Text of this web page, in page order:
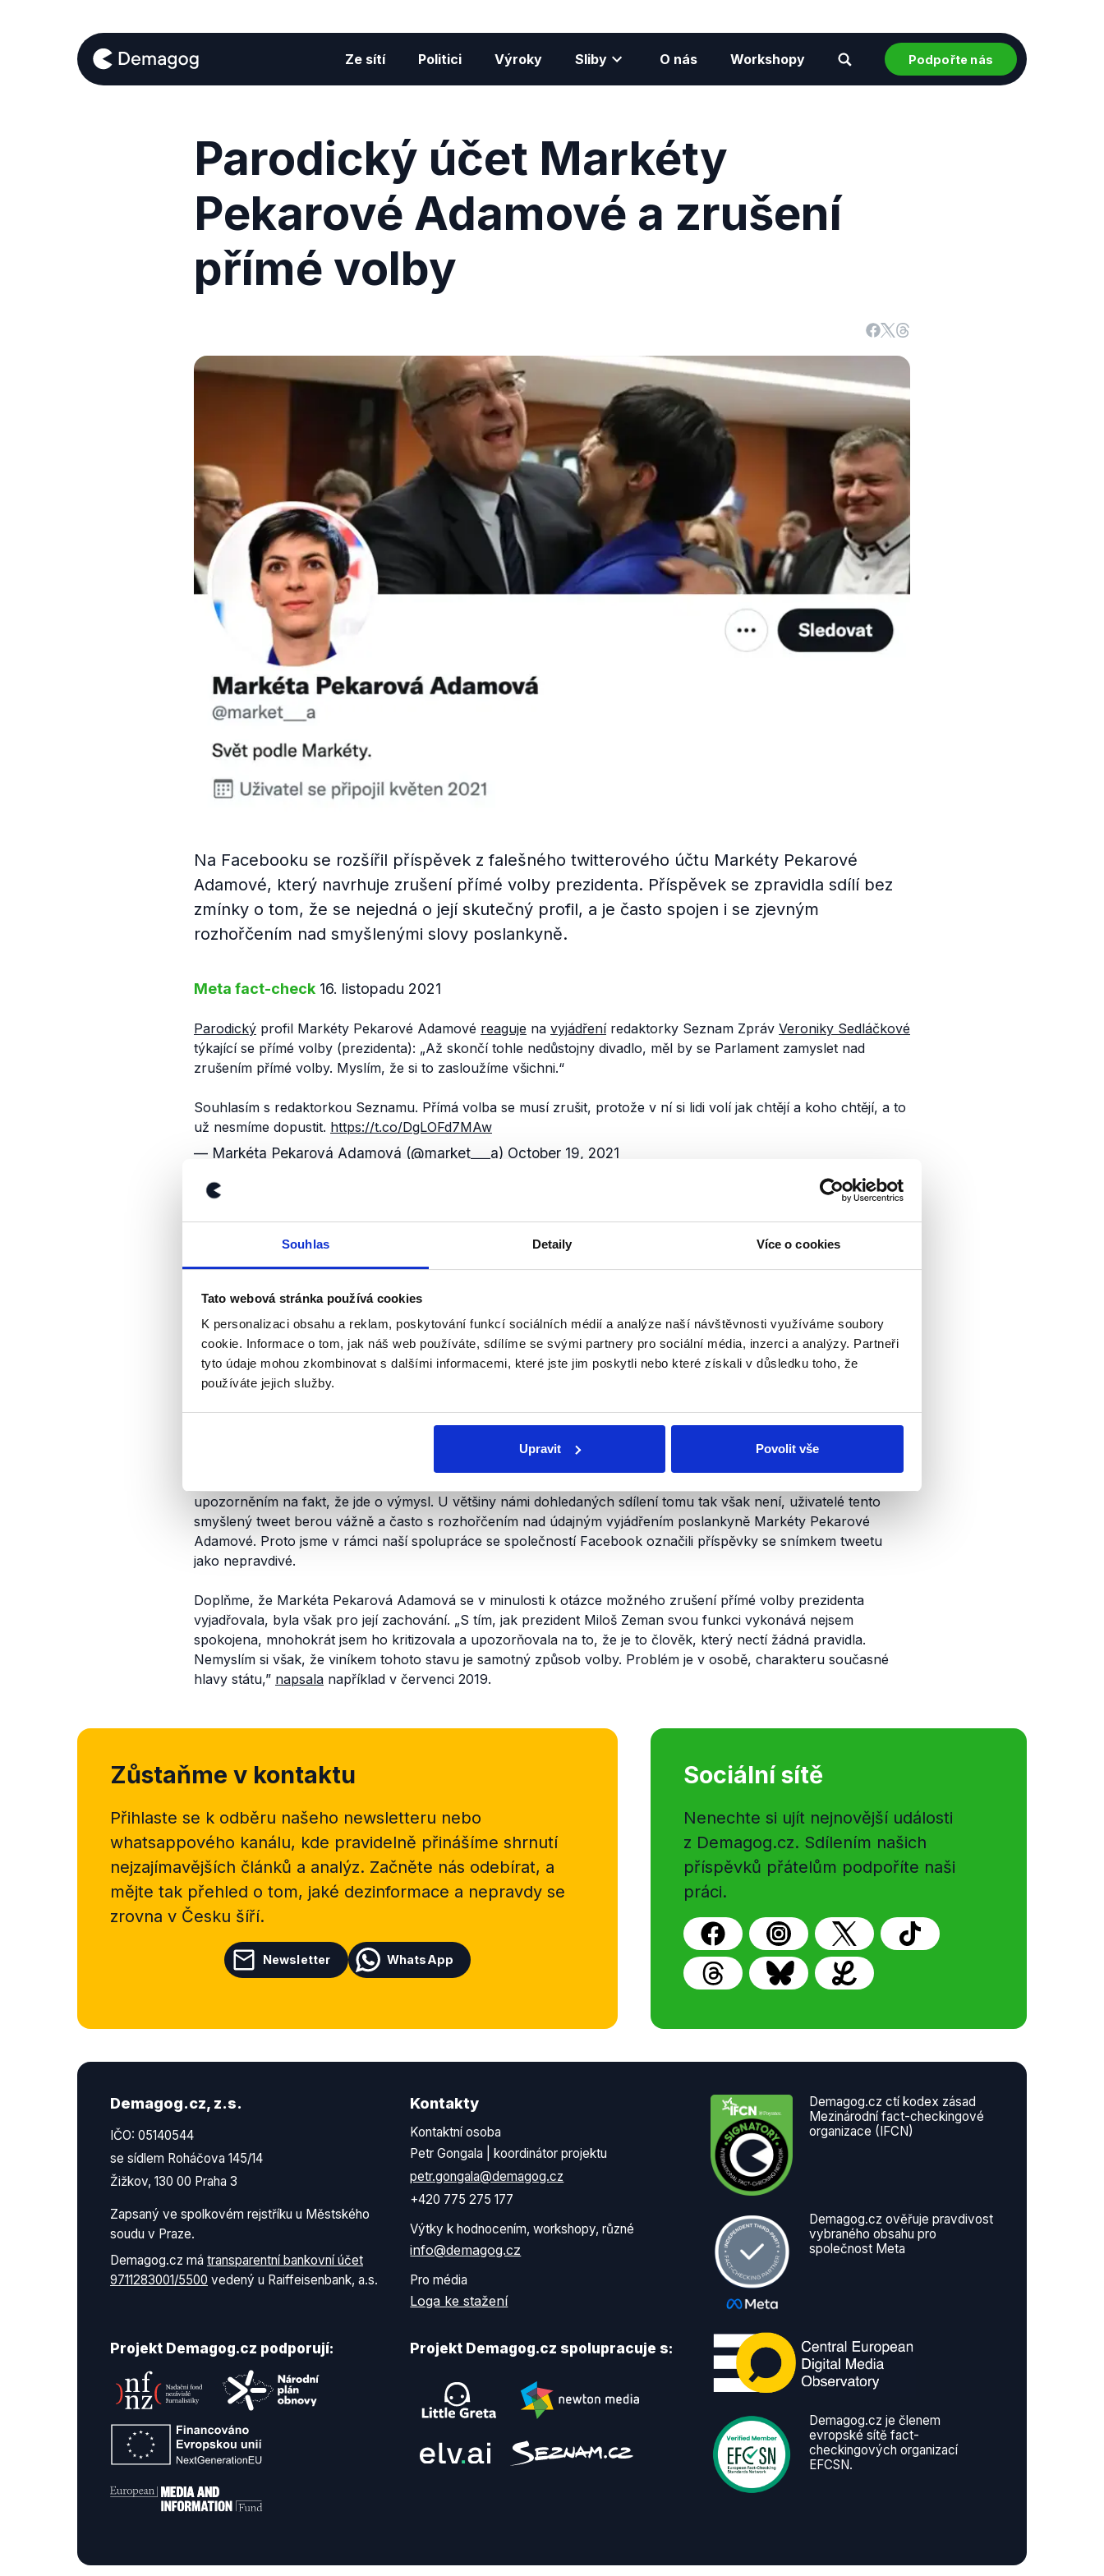
Souhlas Detaily Více o cookies
Tato webová stránka používá cookies
K personalizaci obsahu a reklam, poskytování funkcí sociálních médií a analýze naší návštěvnosti využíváme soubory
cookie. Informace o tom, jak náš web používáte, sdílíme se svými partnery pro sociální média, inzerci a analýzy. Partneři
tyto údaje mohou zkombinovat s dalšími informacemi, které jste jim poskytli nebo které získali v důsledku toho, že
používáte jejich služby.
Upravit Povolit vše
Ze sítí Politici Výroky Sliby O nás Workshopy Podpořte nás
Parodický účet Markéty
Pekarové Adamové a zrušení
přímé volby
Na Facebooku se rozšířil příspěvek z falešného twitterového účtu Markéty Pekarové
Adamové, který navrhuje zrušení přímé volby prezidenta. Příspěvek se zpravidla sdílí bez
zmínky o tom, že se nejedná o její skutečný profil, a je často spojen i se zjevným
rozhořčením nad smyšlenými slovy poslankyně.
Meta fact-check 16. listopadu 2021
Parodický profil Markéty Pekarové Adamové reaguje na vyjádřeníredaktorky Seznam Zpráv Veroniky Sedláčkové
týkající se přímé volby (prezidenta): „Až skončí tohle nedůstojny divadlo, měl by se Parlament zamyslet nad
zrušením přímé volby. Myslím, že si to zasloužíme všichni.“
Souhlasím s redaktorkou Seznamu. Přímá volba se musí zrušit, protože v ní si lidi volí jak chtějí a koho chtějí, a to
už nesmíme dopustit. https://t.co/DgLOFd7MAw
— Markéta Pekarová Adamová (@market___a) October 19, 2021
Tweet se na Facebooku šíří prostřednictvím screenshotů původního tweetu, které nijak neodkazují na to, že se
Parodický účetvzniklv květnu 2021, kdežto oficiální účet Markéty Pekarové Adamovéfungujeuž více než 11 let.
Mezi dalšími publikovanými tweety najdeme např.:
Byla jsem zvolena 102 hlasy. Ve sněmovně bylo 104 koaličních poslanců. Chci ty dvě jména. Okamžitě. Když se
sami přiznají, slibuji, že k tomu přihlédnu.https://t.co/mJgLHOxRzy
— Markéta Pekarová Adamová (@market___a) November 10, 2021
Prý kandidát na premiéra😂 jedině až po mě. Ale Petr je fajn kluk, nějakého fleka mu dám.
May 20, 2021
upozorněním na fakt, že jde o výmysl. U většiny námi dohledaných sdílení tomu tak však není, uživatelé tento
smyšlený tweet berou vážně a často s rozhořčením nad údajným vyjádřením poslankyně Markéty Pekarové
Adamové. Proto jsme v rámci naší spolupráce se společností Facebook označili příspěvky se snímkem tweetu
jako nepravdivé.
Doplňme, že Markéta Pekarová Adamová se v minulosti k otázce možného zrušení přímé volby prezidenta
vyjadřovala, byla však pro její zachování. „S tím, jak prezident Miloš Zeman svou funkci vykonává nejsem
spokojena, mnohokrát jsem ho kritizovala a upozorňovala na to, že je to člověk, který nectí žádná pravidla.
Nemyslím si však, že viníkem tohoto stavu je samotný způsob volby. Problém je v osobě, charakteru současné
hlavy státu,” napsala například v červenci 2019.
Zůstaňme v kontaktu
Přihlaste se k odběru našeho newsletteru nebo
whatsappového kanálu, kde pravidelně přinášíme shrnutí
nejzajímavějších článků a analýz. Začněte nás odebírat, a
mějte tak přehled o tom, jaké dezinformace a nepravdy se
zrovna v Česku šíří.
Newsletter WhatsApp
Sociální sítě
Nenechte si ujít nejnovější události
z Demagog.cz. Sdílením našich
příspěvků přátelům podpoříte naši
práci.
Demagog.cz, z.s.
IČO: 05140544
se sídlem Roháčova 145/14
Žižkov, 130 00 Praha 3
Zapsaný ve spolkovém rejstříku u Městského
soudu v Praze.
Demagog.cz má transparentní bankovní účet
9711283001/5500 vedený u Raiffeisenbank, a.s.
Kontakty
Kontaktní osoba
Petr Gongala | koordinátor projektu
petr.gongala@demagog.cz
+420 775 275 177
Výtky k hodnocením, workshopy, různé
info@demagog.cz
Pro média
Loga ke stažení
Projekt Demagog.cz podporují: Projekt Demagog.cz spolupracuje s:
Demagog.cz ctí kodex zásad
Mezinárodní fact-checkingové
organizace (IFCN)
Demagog.cz ověřuje pravdivost
vybraného obsahu pro
společnost Meta
Demagog.cz je členem
evropské sítě fact-
checkingových organizací
EFCSN.